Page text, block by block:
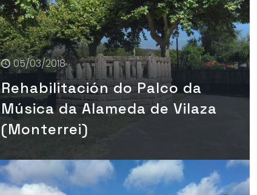
05/03/2018
Rehabilitación do Palco da
Música da Alameda de Vilaza
(Monterrei)